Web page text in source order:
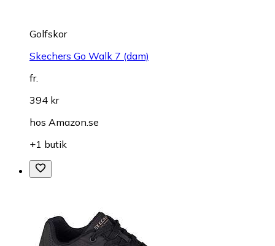
Golfskor
Skechers Go Walk 7 (dam)
fr.
394 kr
hos Amazon.se
+1 butik